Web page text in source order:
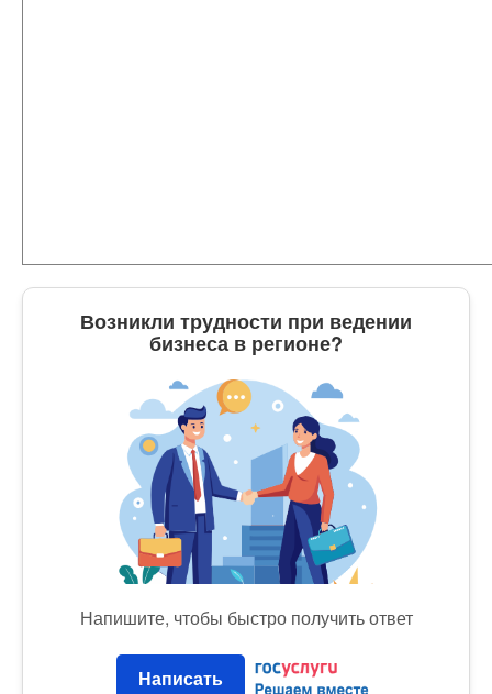
Возникли трудности при ведении
бизнеса в регионе?
Напишите, чтобы быстро получить ответ
Написать